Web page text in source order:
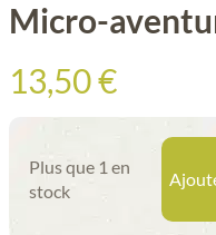
Micro-
13,50€
Plus que 1 en
stock